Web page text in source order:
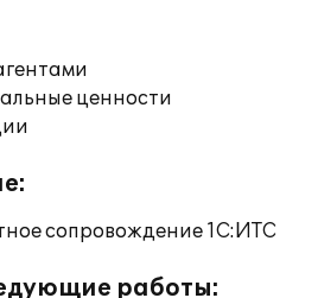
ценности
сопровождение 1С:ИТС
работы: